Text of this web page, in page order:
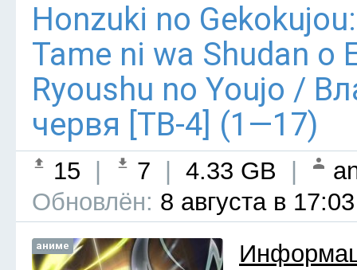
Honzuki no
Tame ni wa Shudan o
Ryoushu no Youjo /
червя [ТВ-4] (1—17)
15 7 4.33 GB
Обновлён: 8 августа в 17:03
аниме